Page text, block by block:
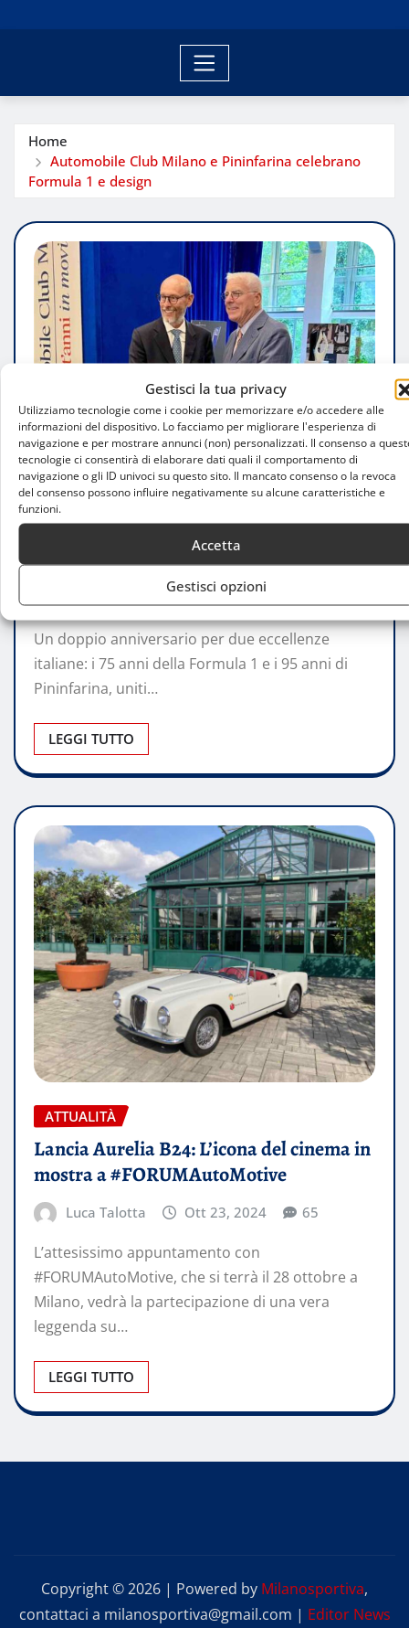
Gestisci la tua privacy
Utilizziamo tecnologie come i cookie per memorizzare e/o accedere alle
informazioni del dispositivo. Lo facciamo per migliorare l'esperienza di
navigazione e per mostrare annunci (non) personalizzati. Il consenso a
tecnologie ci consentirà di elaborare dati quali il comportamento di
navigazione o gli ID univoci su questo sito. Il mancato consenso o la revoca
del consenso possono influire negativamente su alcune caratteristiche e
funzioni.
Accetta
Gestisci opzioni
Home
Automobile Club Milano e Pininfarina celebrano
Formula 1 e design
ATTUALITÀ
Automobile Club Milano e Pininfarina
celebrano Formula 1 e design
Set 1, 2025
Un doppio anniversario per due eccellenze
italiane: i 75 anni della Formula 1 e i 95 anni di
Pininfarina, uniti…
LEGGI TUTTO
ATTUALITÀ
Lancia Aurelia B24: L’icona del cinema in
mostra a #FORUMAutoMotive
Luca Talotta Ott 23, 2024 65
L’attesissimo appuntamento con
#FORUMAutoMotive, che si terrà il 28 ottobre a
Milano, vedrà la partecipazione di una vera
leggenda su…
LEGGI TUTTO
Copyright © 2026 | Powered by Milanosportiva,
contattaci a milanosportiva@gmail.com | Editor News